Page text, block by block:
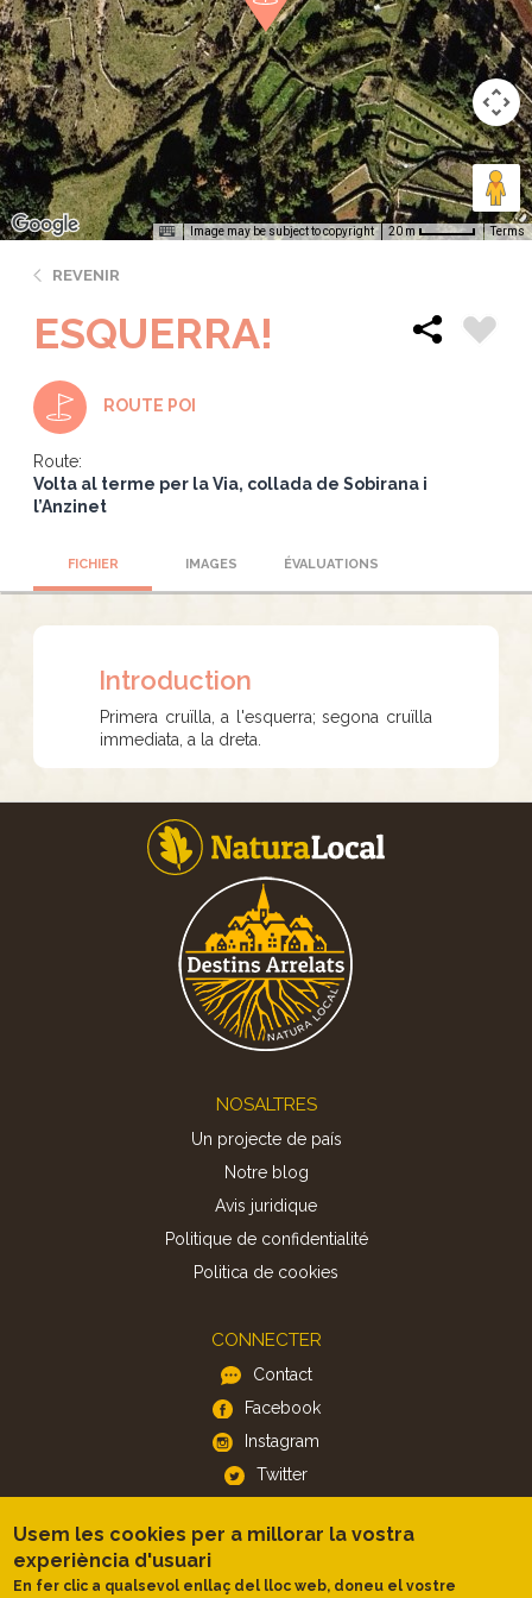
Image may be subject to copyright 20 m Terms
REVENIR
ESQUERRA!
ROUTE POI
Route:
Volta al terme per la Via, collada de Sobirana i
l’Anzinet
FICHIER IMAGES ÉVALUATIONS
Introduction
Primera cruïlla, a l'esquerra; segona cruïlla
immediata, a la dreta.
NOSALTRES
Un projecte de país
Notre blog
Avis juridique
Politique de confidentialité
Politica de cookies
CONNECTER
Contact
Facebook
Instagram
Twitter
APP
iOS
Usem les cookies per a millorar la vostra
experiència d'usuari
En fer clic a qualsevol enllaç del lloc web, doneu el vostre